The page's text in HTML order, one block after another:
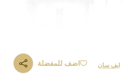
ايف سان
اضف للمفضلة